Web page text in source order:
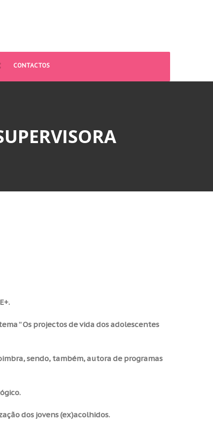
CONTACTOS
” Os projectos de vida dos adolescentes
sendo, também, autora de programas
dos jovens (ex)acolhidos.